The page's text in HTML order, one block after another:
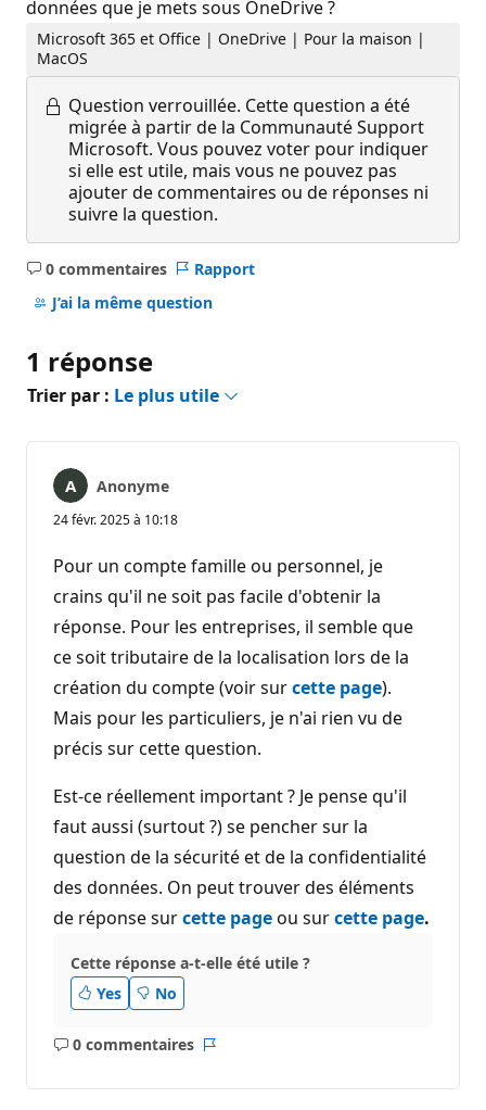
données que je mets sous OneDrive ?
Microsoft 365 et Office | OneDrive | Pour la maison |
MacOS
Question verrouillée. Cette question a été
migrée à partir de la Communauté Support
Microsoft. Vous pouvez voter pour indiquer
si elle est utile, mais vous ne pouvez pas
ajouter de commentaires ou de réponses ni
suivre la question.
0 commentaires
Aucun
commentaire
Rapport
J’ai la même question
1 réponse
Trier par : Le plus utile
Anonyme
24 févr. 2025 à 10:18
Pour un compte famille ou personnel, je
crains qu'il ne soit pas facile d'obtenir la
réponse. Pour les entreprises, il semble que
ce soit tributaire de la localisation lors de la
création du compte (voir surcette page).
Mais pour les particuliers, je n'ai rien vu de
précis sur cette question.
Est-ce réellement important ? Je pense qu'il
faut aussi (surtout ?) se pencher sur la
question de la sécurité et de la confidentialité
des données. On peut trouver des éléments
de réponse surcette pageou surcette page.
Cette réponse a-t-elle été utile ?
Yes
No
0 commentaires
Aucun